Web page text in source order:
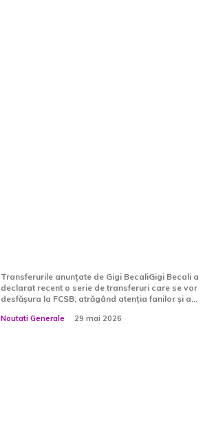
Transferurile anunțate de Gigi BecaliGigi Becali a
declarat recent o serie de transferuri care se vor
desfășura la FCSB, atrăgând atenția fanilor și a...
Noutati Generale 29 mai 2026